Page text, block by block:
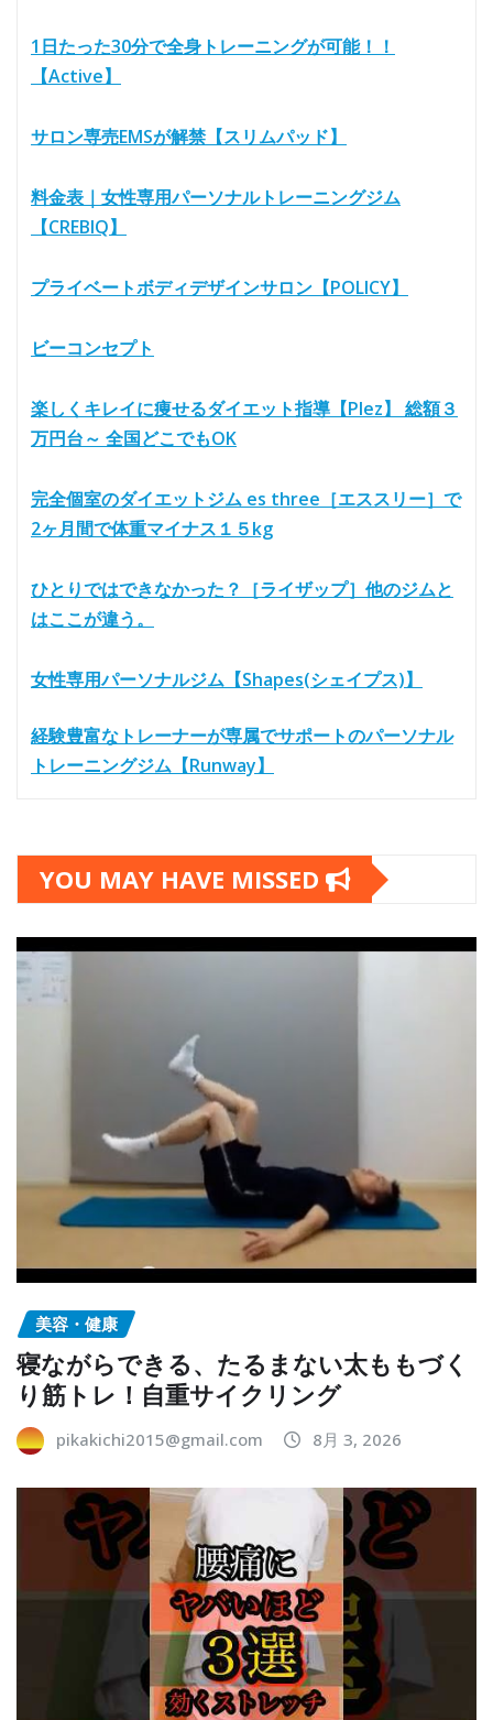
1日たった30分で全身トレーニングが可能！！
【Active】
サロン専売EMSが解禁【スリムパッド】
料金表｜女性専用パーソナルトレーニングジム
【CREBIQ】
プライベートボディデザインサロン【POLICY】
ビーコンセプト
楽しくキレイに痩せるダイエット指導【Plez】 総額３
万円台～ 全国どこでもOK
完全個室のダイエットジム es three［エススリー］で
2ヶ月間で体重マイナス１５kg
ひとりではできなかった？［ライザップ］他のジムと
はここが違う。
女性専用パーソナルジム【Shapes(シェイプス)】
経験豊富なトレーナーが専属でサポートのパーソナル
トレーニングジム【Runway】
YOU MAY HAVE MISSED
美容・健康
寝ながらできる、たるまない太ももづく
り筋トレ！自重サイクリング
pikakichi2015@gmail.com 8月 3, 2026